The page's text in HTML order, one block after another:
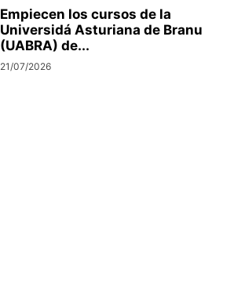
Empiecen los cursos de la
Universidá Asturiana de Branu
(UABRA) de...
21/07/2026